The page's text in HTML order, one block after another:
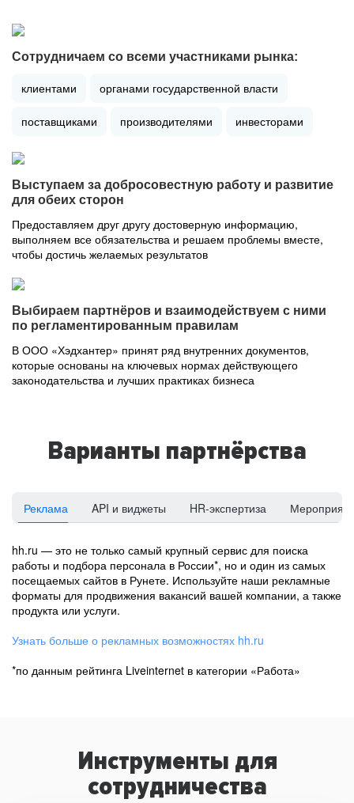
Сотрудничаем со всеми участниками рынка:
клиентами органами государственной власти
поставщиками производителями инвесторами
Выступаем за добросовестную работу и развитие
для обеих сторон
Предоставляем друг другу достоверную информацию,
выполняем все обязательства и решаем проблемы вместе,
чтобы достичь желаемых результатов
Выбираем партнёров и взаимодействуем с ними
по регламентированным правилам
В ООО «Хэдхантер» принят ряд внутренних документов,
которые основаны на ключевых нормах действующего
законодательства и лучших практиках бизнеса
Варианты партнёрства
Реклама API и виджеты HR-экспертиза
hh.ru — это не только самый крупный сервис для поиска
работы и подбора персонала в России*, но и один из самых
посещаемых сайтов в Рунете. Используйте наши рекламные
форматы для продвижения вакансий вашей компании, а также
продукта или услуги.
Узнать больше о рекламных возможностях hh.ru
*по данным рейтинга Liveinternet в категории «Работа»
Инструменты для
сотрудничества